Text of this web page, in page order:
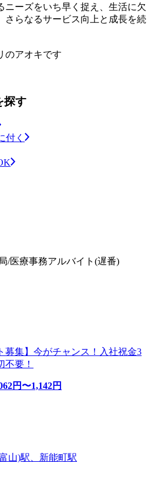
ニーズをいち早く捉え、生活に欠
さらなるサービス向上と成長を続
のアオキです
探す
付く
/医療事務アルバイト(遅番)
募集】今がチャンス！入社祝金3
要！
円〜1,142円
山)駅、新能町駅